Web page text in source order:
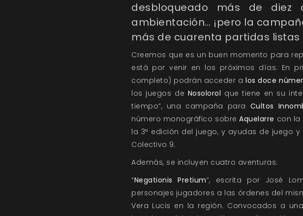
desbloqueado más de diez
ambientación… ¡pero la
más de cuarenta partidas listas
Creemos que es un buen momento para
está por venir en los próximos días. En
completo) podrán acceder alos doce
los juegos de Nosolorol que tiene en su
tiempo”, una campaña para Cultos
número monográfico sobreAquelarre con la
la 3ª edición del juego, y ayudas de juego
Colectivo 9.
Además, se incluyen cuatro aventuras:
“Negationis Pretium”, escrita por José
personajes jugadores a las órdenes del
Vera Lucis en la región. Convocados a